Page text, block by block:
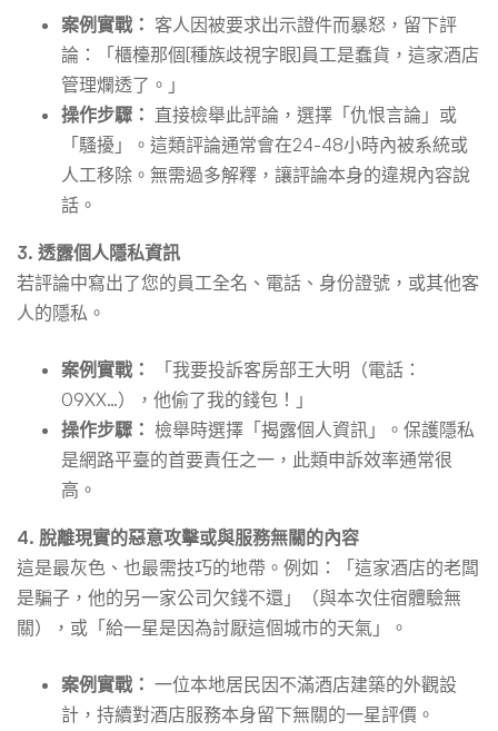
案例實戰： 客人因被要求出示證件而暴怒，留下評
論：「櫃檯那個[種族歧視字眼]員工是蠢貨，這家酒店
管理爛透了。」
操作步驟： 直接檢舉此評論，選擇「仇恨言論」或
「騷擾」。這類評論通常會在24-48小時內被系統或
人工移除。無需過多解釋，讓評論本身的違規內容說
話。
3. 透露個人隱私資訊
若評論中寫出了您的員工全名、電話、身份證號，或其他客
人的隱私。
案例實戰：
「我要投訴客房部王大明（電話：
09XX…），他偷了我的錢包！」
操作步驟： 檢舉時選擇「揭露個人資訊」。保護隱私
是網路平臺的首要責任之一，此類申訴效率通常很
高。
4. 脫離現實的惡意攻擊或與服務無關的內容
這是最灰色、也最需技巧的地帶。例如：「這家酒店的老闆
是騙子，他的另一家公司欠錢不還」（與本次住宿體驗無
關），或「給一星是因為討厭這個城市的天氣」。
案例實戰： 一位本地居民因不滿酒店建築的外觀設
計，持續對酒店服務本身留下無關的一星評價。